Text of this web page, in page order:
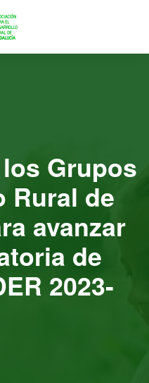
Grupos
Rural de
avanzar
de
2023-